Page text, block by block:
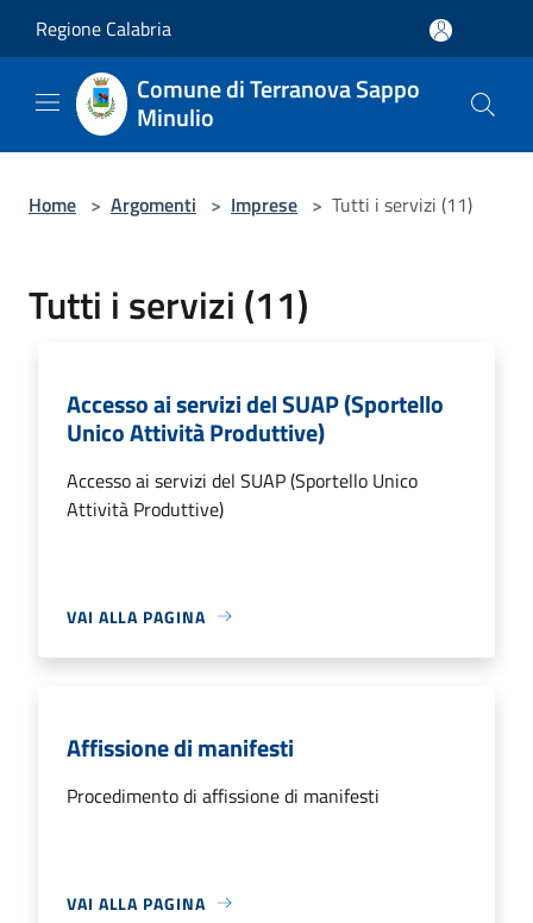
Regione Calabria
Comune di Terranova Sappo
Minulio
Home > Argomenti > Imprese > Tutti i servizi (11)
Tutti i servizi (11)
Accesso ai servizi del SUAP (Sportello
Unico Attività Produttive)
Accesso ai servizi del SUAP (Sportello Unico
Attività Produttive)
VAI ALLA PAGINA
Affissione di manifesti
Procedimento di affissione di manifesti
VAI ALLA PAGINA